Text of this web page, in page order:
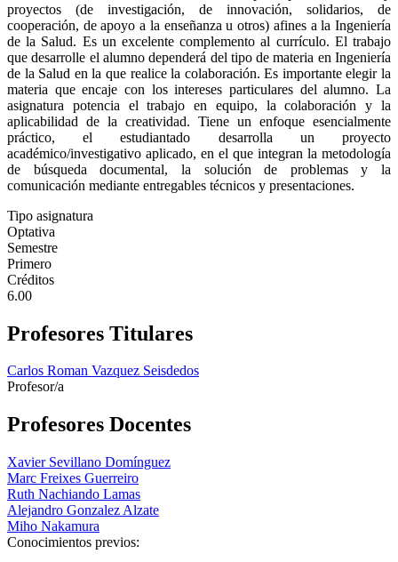
proyectos (de investigación, de innovación, solidarios, de
cooperación, de apoyo a la enseñanza u otros) afines a la Ingeniería
de la Salud. Es un excelente complemento al currículo. El trabajo
que desarrolle el alumno dependerá del tipo de materia en Ingeniería
de la Salud en la que realice la colaboración. Es importante elegir la
materia que encaje con los intereses particulares del alumno. La
asignatura potencia el trabajo en equipo, la colaboración y la
aplicabilidad de la creatividad. Tiene un enfoque esencialmente
práctico, el estudiantado desarrolla un proyecto
académico/investigativo aplicado, en el que integran la metodología
de búsqueda documental, la solución de problemas y la
comunicación mediante entregables técnicos y presentaciones.
Tipo asignatura
Optativa
Semestre
Primero
Créditos
6.00
Profesores Titulares
Carlos Roman Vazquez Seisdedos
Profesor/a
Profesores Docentes
Xavier Sevillano Domínguez
Marc Freixes Guerreiro
Ruth Nachiando Lamas
Alejandro Gonzalez Alzate
Miho Nakamura
Conocimientos previos: